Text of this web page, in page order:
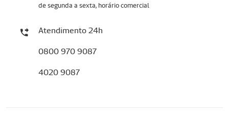
de segunda a sexta, horário comercial
Atendimento 24h
0800 970 9087
4020 9087